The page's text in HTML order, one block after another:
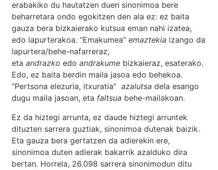
erabakiko du hautatzen duen sinonimoa bere
beharretara ondo egokitzen den ala ez: ez baita
gauza bera bizkaierako kutsua eman nahi izatea,
edo lapurterakoa. “Emakumea” emaztekia izango da
lapurtera/behe-nafarreraz,
eta andrazko edo andrakume bizkaieraz, esaterako.
Edo, ez baita berdin maila jasoa edo behekoa.
“Pertsona elezuria, itxuratia” azalutsa dela esango
dugu maila jasoan, eta faltsua behe-mailakoan.
Ez da hiztegi arrunta, ez daude hiztegi arruntek
dituzten sarrera guztiak, sinonimoa dutenak baizik.
Eta gauza bera gertatzen da adierekin ere,
sinonimoa duten adierak bakarrik azalduko dira
bertan. Horrela, 26.098 sarrera sinonimodun ditu